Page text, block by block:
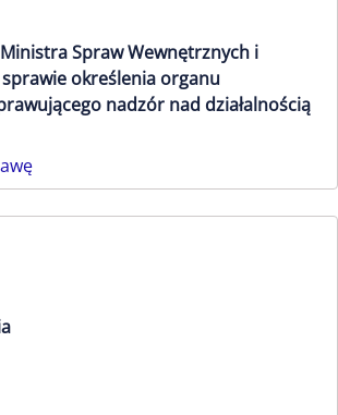
Spraw Wewnętrznych i
określenia organu
nadzór nad działalnością